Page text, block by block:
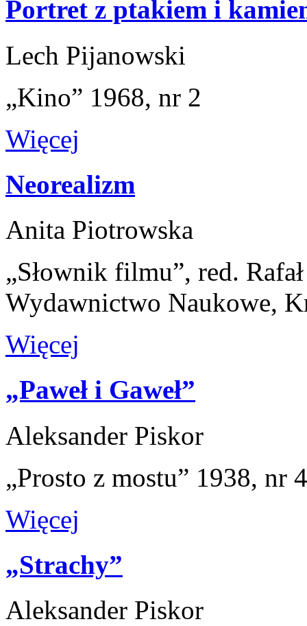
Portret z ptakiem i
Lech Pijanowski
„Kino” 1968, nr 2
Więcej
Neorealizm
Anita Piotrowska
„Słownik filmu”, red.
Wydawnictwo Naukowe,
Więcej
„Paweł i Gaweł”
Aleksander Piskor
„Prosto z mostu” 1938, nr
Więcej
„Strachy”
Aleksander Piskor